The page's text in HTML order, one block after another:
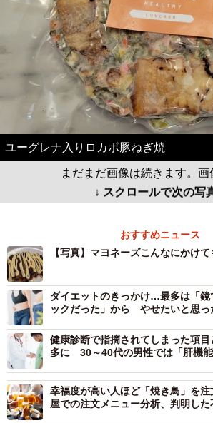
ユーグレナ入りロカボ豚ねぎ焼
まだまだ画像は続きます。画
↓ スクロールで次の写
おすすめニュース
【写真】マヨネーズこんなにかけ
ダイエットのきっかけ…最多は「鏡
ックだった」から やせたいと思っ
健康診断で指摘されてしまった項
多に 30～40代の男性では「肝機
幸福度が高い人ほど「焼き鳥」を
屋での注文メニュー分析、判明し